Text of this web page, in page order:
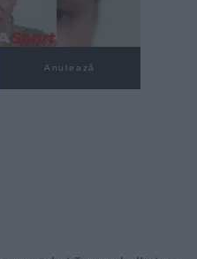
Anulează